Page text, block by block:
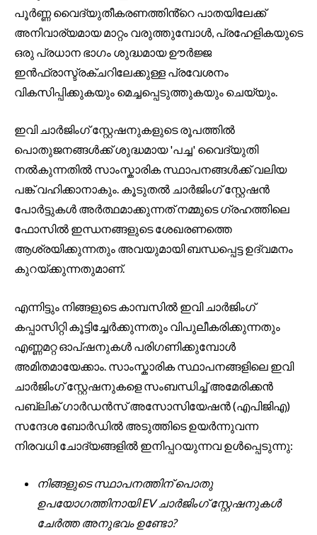
പൂർണ്ണ വൈദ്യുതീകരണത്തിൻ്റെ പാതയിലേക്ക്
അനിവാര്യമായ മാറ്റം വരുത്തുമ്പോൾ, പ്രഹേളികയുടെ
ഒരു പ്രധാന ഭാഗം ശുദ്ധമായ ഊർജ്ജ
ഇൻഫ്രാസ്ട്രക്ചറിലേക്കുള്ള പ്രവേശനം
വികസിപ്പിക്കുകയും മെച്ചപ്പെടുത്തുകയും ചെയ്യും.
ഇവി ചാർജിംഗ് സ്റ്റേഷനുകളുടെ രൂപത്തിൽ
പൊതുജനങ്ങൾക്ക് ശുദ്ധമായ 'പച്ച' വൈദ്യുതി
നൽകുന്നതിൽ സാംസ്കാരിക സ്ഥാപനങ്ങൾക്ക് വലിയ
പങ്ക് വഹിക്കാനാകും. കൂടുതൽ ചാർജിംഗ് സ്റ്റേഷൻ
പോർട്ടുകൾ അർത്ഥമാക്കുന്നത് നമ്മുടെ ഗ്രഹത്തിലെ
ഫോസിൽ ഇന്ധനങ്ങളുടെ ശേഖരണത്തെ
ആശ്രയിക്കുന്നതും അവയുമായി ബന്ധപ്പെട്ട ഉദ്വമനം
കുറയ്ക്കുന്നതുമാണ്.
എന്നിട്ടും നിങ്ങളുടെ കാമ്പസിൽ ഇവി ചാർജിംഗ്
കപ്പാസിറ്റി കൂട്ടിച്ചേർക്കുന്നതും വിപുലീകരിക്കുന്നതും
എണ്ണമറ്റ ഓപ്ഷനുകൾ പരിഗണിക്കുമ്പോൾ
അമിതമായേക്കാം. സാംസ്കാരിക സ്ഥാപനങ്ങളിലെ ഇവി
ചാർജിംഗ് സ്റ്റേഷനുകളെ സംബന്ധിച്ച് അമേരിക്കൻ
പബ്ലിക് ഗാർഡൻസ് അസോസിയേഷൻ (എപിജിഎ)
സന്ദേശ ബോർഡിൽ അടുത്തിടെ ഉയർന്നുവന്ന
നിരവധി ചോദ്യങ്ങളിൽ ഇനിപ്പറയുന്നവ ഉൾപ്പെടുന്നു:
നിങ്ങളുടെ സ്ഥാപനത്തിന് പൊതു
ഉപയോഗത്തിനായി EV ചാർജിംഗ് സ്റ്റേഷനുകൾ
ചേർത്ത അനുഭവം ഉണ്ടോ?